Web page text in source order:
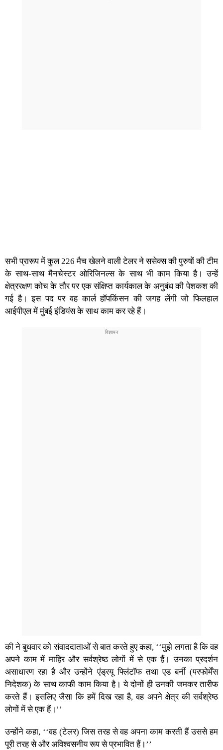
सभी प्रारूप में कुल 226 मैच खेलने वाली टेलर ने ससेक्स की पुरुषों की टीम
के साथ-साथ मैनचेस्टर ओरिजिनल्स के साथ भी काम किया है। उन्हें
क्षेत्ररक्षण कोच के तौर पर एक संक्षिप्त कार्यकाल के अनुबंध की पेशकश की
गई है। इस पद पर वह कार्ल हॉपकिंसन की जगह लेंगी जो फिलहाल
आईपीएल में मुंबई इंडियंस के साथ काम कर रहे हैं।
की ने बुधवार को संवाददाताओं से बात करते हुए कहा, ‘‘मुझे लगता है कि वह
अपने काम में माहिर और सर्वश्रेष्ठ लोगों में से एक हैं। उनका प्रदर्शन
असाधारण रहा है और उन्होंने एंड्रयू फ्लिंटॉफ तथा एड बर्नी (परफोर्मेंस
निदेशक) के साथ काफी काम किया है। ये दोनों ही उनकी जमकर तारीफ
करते हैं। इसलिए जैसा कि हमें दिख रहा है, वह अपने क्षेत्र की सर्वश्रेष्ठ
लोगों में से एक हैं।’’
उन्होंने कहा, ‘‘वह (टेलर) जिस तरह से वह अपना काम करती हैं उससे हम
पूरी तरह से और अविश्वसनीय रूप से प्रभावित हैं।’’